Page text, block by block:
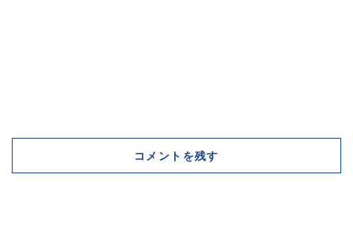
コメントを残す